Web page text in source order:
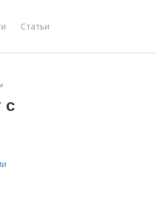
Статьи
с